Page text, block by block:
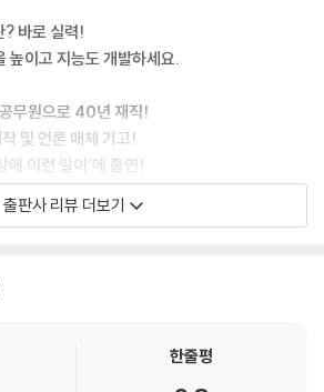
? 바로 실력!
높이고 지능도 개발하세요.
무원으로 40년 재직!
및 언론 매체 기고!
이런 일이’에 출연!
은 낱말퍼즐 분야, 국내 최고 권위자이면서 평
국정 교과서들을 분석해 초등학생들이 반드시
의 어휘력 발달, 두뇌 발달, 지능 개발에 도움이
출판사 리뷰 더보기
한줄평